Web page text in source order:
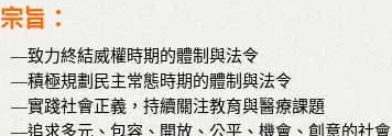
營隊
出版品
議程專區
宗旨：
—致力終結威權時期的體制與法令
—積極規劃民主常態時期的體制與法令
—實踐社會正義，持續關注教育與醫療課題
—追求多元、包容、開放、公平、機會、創意的社會